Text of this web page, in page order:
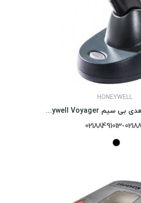
HONEYWELL
بارکدخوان دو بعدی بی سیم Honeywell Voyager...